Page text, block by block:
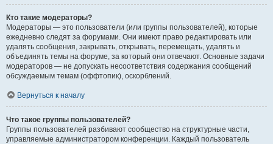
Кто такие модераторы?
Модераторы — это пользователи (или группы пользователей), которые
ежедневно следят за форумами. Они имеют право редактировать или
удалять сообщения, закрывать, открывать, перемещать, удалять и
объединять темы на форуме, за который они отвечают. Основные задачи
модераторов — не допускать несоответствия содержания сообщений
обсуждаемым темам (оффтопик), оскорблений.
Вернуться к началу
Что такое группы пользователей?
Группы пользователей разбивают сообщество на структурные части,
управляемые администратором конференции. Каждый пользователь